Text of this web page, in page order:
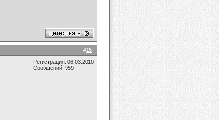
#15
Регистрация: 06.03.2010
Сообщений: 959